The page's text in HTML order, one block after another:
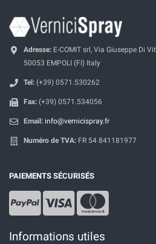
Adresse: E-COMIT srl, Via Giuseppe Di
50053 EMPOLI (FI) Italy
Tel: (+39) 0571.530262
Fax: (+39) 0571.534056
Email: info@vernicispray.fr
Numéro de TVA: FR 54 841181977
PAIEMENTS SÉCURISÉS
Informations utiles